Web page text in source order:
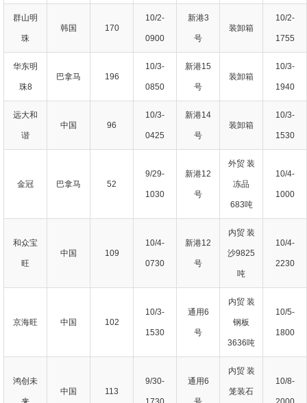
群山明
珠
韩国 170
10/2-
0900
新港3
号
装卸箱
10/2-
1755
华东明
珠8
巴拿马 196
10/3-
0850
新港15
号
装卸箱
10/3-
1940
远大和
谐
中国 96
10/3-
0425
新港14
号
装卸箱
10/3-
1530
金冠 巴拿马 52
9/29-
1030
新港12
号
外贸 装
冻品
683吨
10/4-
1000
和众宝
旺
中国 109
10/4-
0730
新港12
号
内贸 装
沙9825
吨
10/4-
2230
京海旺 中国 102
10/3-
1530
通用6
号
内贸 装
钢板
3636吨
10/5-
1800
鸿创未
中国 113
9/30- 通用6
内贸 装
笼装石
10/8-